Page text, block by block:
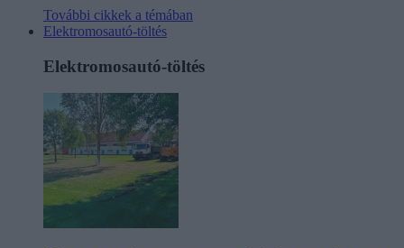
További cikkek a témában
Elektromosautó-töltés
Elektromosautó-töltés